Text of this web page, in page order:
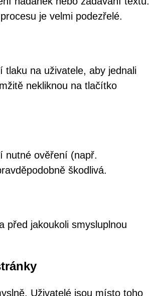
je velmi podezřelé.
tlaku na uživatele, aby jednali
nekliknou na tlačítko
nutné ověření (např.
škodlivá.
před jakoukoli smysluplnou
Uživatelé jsou místo toho